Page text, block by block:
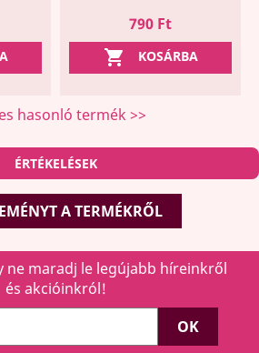
Ár
790 Ft
 KOSÁRBA
hasonló termék >>
ÉRTÉKELÉSEK
A TERMÉKRŐL
ne maradj le legújabb híreinkről
és akcióinkról!